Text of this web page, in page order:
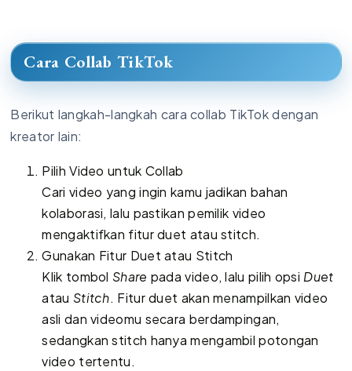
Cara Collab TikTok
Berikut langkah-langkah cara collab TikTok dengan
kreator lain:
Pilih Video untuk Collab
Cari video yang ingin kamu jadikan bahan
kolaborasi, lalu pastikan pemilik video
mengaktifkan fitur duet atau stitch.
Gunakan Fitur Duet atau Stitch
Klik tombol Share pada video, lalu pilih opsi Duet
atau Stitch. Fitur duet akan menampilkan video
asli dan videomu secara berdampingan,
sedangkan stitch hanya mengambil potongan
video tertentu.